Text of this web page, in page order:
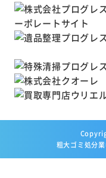
粗大ゴミ処分